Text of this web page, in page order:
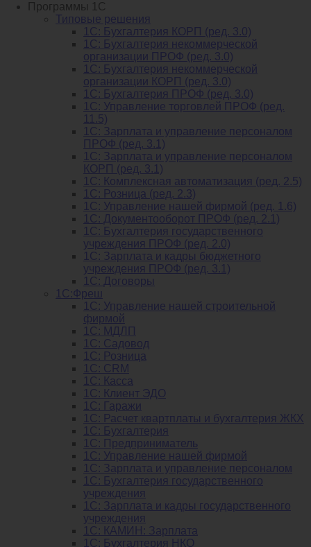
Программы 1С
Типовые решения
1C: Бухгалтерия КОРП (ред. 3.0)
1С: Бухгалтерия некоммерческой
организации ПРОФ (ред. 3.0)
1С: Бухгалтерия некоммерческой
организации КОРП (ред. 3.0)
1C: Бухгалтерия ПРОФ (ред. 3.0)
1C: Управление торговлей ПРОФ (ред.
11.5)
1C: Зарплата и управление персоналом
ПРОФ (ред. 3.1)
1C: Зарплата и управление персоналом
КОРП (ред. 3.1)
1C: Комплексная автоматизация (ред. 2.5)
1С: Розница (ред. 2.3)
1С: Управление нашей фирмой (ред. 1.6)
1С: Документооборот ПРОФ (ред. 2.1)
1C: Бухгалтерия государственного
учреждения ПРОФ (ред. 2.0)
1C: Зарплата и кадры бюджетного
учреждения ПРОФ (ред. 3.1)
1С: Договоры
1С:Фреш
1С: Управление нашей строительной
фирмой
1С: МДЛП
1С: Садовод
1С: Розница
1C: CRM
1C: Касса
1С: Клиент ЭДО
1С: Гаражи
1C: Расчет квартплаты и бухгалтерия ЖКХ
1C: Бухгалтерия
1C: Предприниматель
1C: Управление нашей фирмой
1C: Зарплата и управление персоналом
1C: Бухгалтерия государственного
учреждения
1C: Зарплата и кадры государственного
учреждения
1C: КАМИН: Зарплата
1C: Бухгалтерия НКО